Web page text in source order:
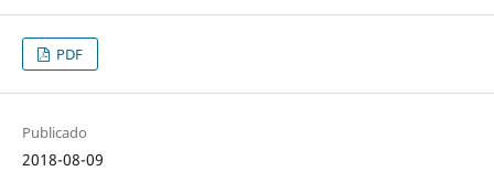
PDF
Publicado
2018-08-09